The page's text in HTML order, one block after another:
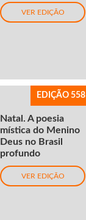
VER EDIÇÃO
EDIÇÃO 558
Natal. A poesia
mística do Menino
Deus no Brasil
profundo
VER EDIÇÃO